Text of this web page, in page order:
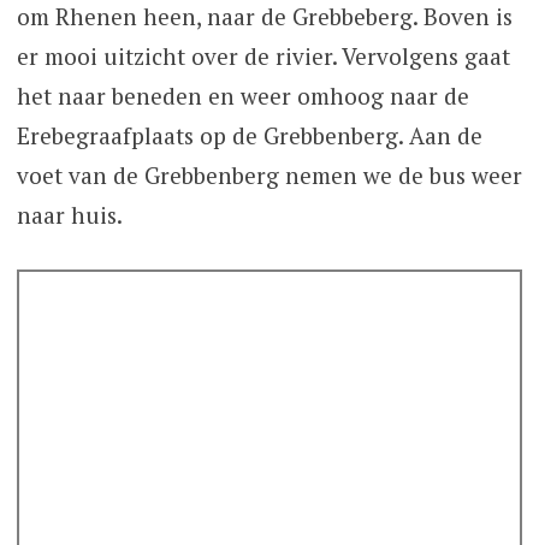
om Rhenen heen, naar de Grebbeberg. Boven is
er mooi uitzicht over de rivier. Vervolgens gaat
het naar beneden en weer omhoog naar de
Erebegraafplaats op de Grebbenberg. Aan de
voet van de Grebbenberg nemen we de bus weer
naar huis.